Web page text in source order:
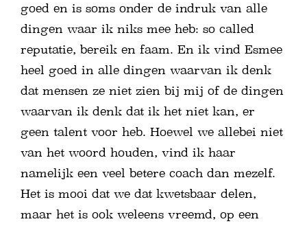
goed en is soms onder de indruk van alle
dingen waar ik niks mee heb: so called
reputatie, bereik en faam. En ik vind Esmee
heel goed in alle dingen waarvan ik denk
dat mensen ze niet zien bij mij of de dingen
waarvan ik denk dat ik het niet kan, er
geen talent voor heb. Hoewel we allebei niet
van het woord houden, vind ik haar
namelijk een veel betere coach dan mezelf.
Het is mooi dat we dat kwetsbaar delen,
maar het is ook weleens vreemd, op een